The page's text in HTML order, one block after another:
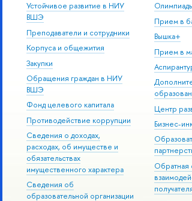
Устойчивое развитие в НИУ
ВШЭ
Преподаватели и сотрудники
Корпуса и общежития
Закупки
Обращения граждан в НИУ
ВШЭ
Фонд целевого капитала
Противодействие коррупции
Сведения о доходах,
расходах, об имуществе и
обязательствах
имущественного характера
Сведения об
образовательной организации
Прием в
Вышка+
Прием в
Центр
Бизнес-
Обратная